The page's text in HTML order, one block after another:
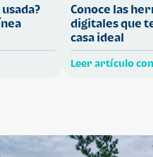
Conoce las
digitales que
casa ideal
Leer artículo